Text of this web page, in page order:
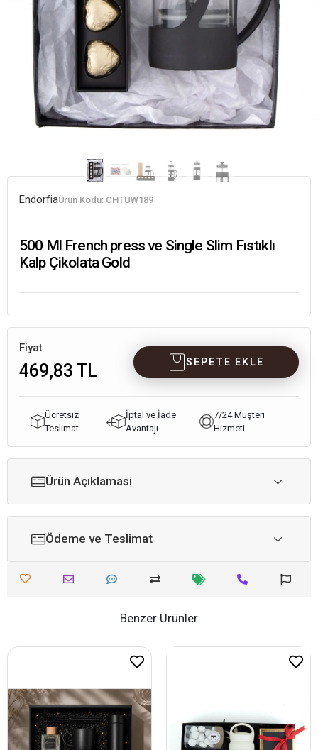
EndorfiaÜrün Kodu: CHTUW189
500 Ml French press ve Single Slim Fıstıklı
Kalp Çikolata Gold
Fiyat
469,83 TL SEPETE EKLE
Ücretsiz
Teslimat
İptal ve İade
Avantajı
7/24 Müşteri
Hizmeti
Ürün Açıklaması
Ödeme ve Teslimat
Benzer Ürünler